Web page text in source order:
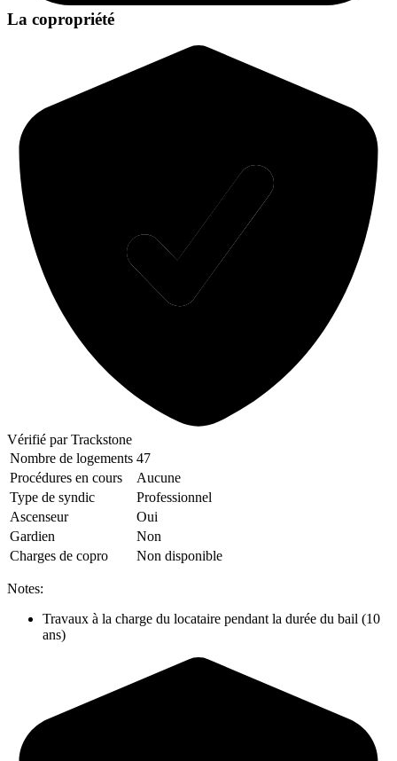
La copropriété
Vérifié par Trackstone
Nombre de logements 47
Procédures en cours
Aucune
Type de syndic
Professionnel
Ascenseur
Oui
Gardien
Non
Charges de copro
Non disponible
Notes:
Travaux à la charge du locataire pendant la durée du bail (10
ans)